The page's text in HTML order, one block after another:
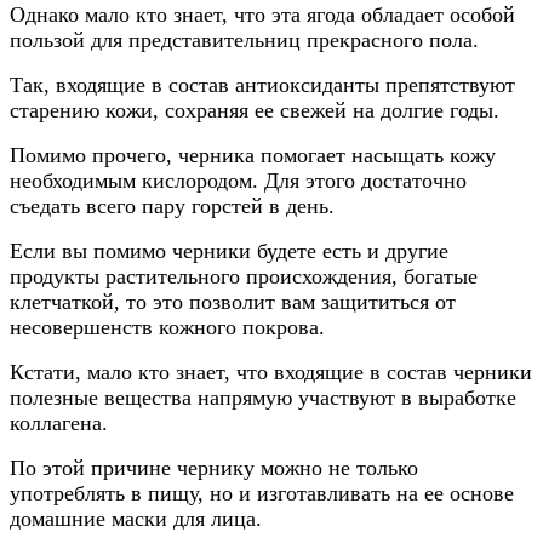
Однако мало кто знает, что эта ягода обладает особой
пользой для представительниц прекрасного пола.
Так, входящие в состав антиоксиданты препятствуют
старению кожи, сохраняя ее свежей на долгие годы.
Помимо прочего, черника помогает насыщать кожу
необходимым кислородом. Для этого достаточно
съедать всего пару горстей в день.
Если вы помимо черники будете есть и другие
продукты растительного происхождения, богатые
клетчаткой, то это позволит вам защититься от
несовершенств кожного покрова.
Кстати, мало кто знает, что входящие в состав черники
полезные вещества напрямую участвуют в выработке
коллагена.
По этой причине чернику можно не только
употреблять в пищу, но и изготавливать на ее основе
домашние маски для лица.